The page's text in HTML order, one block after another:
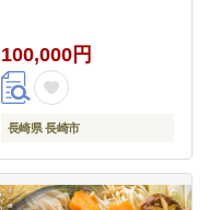
崎県 長崎市
100,000円
長崎県 長崎市